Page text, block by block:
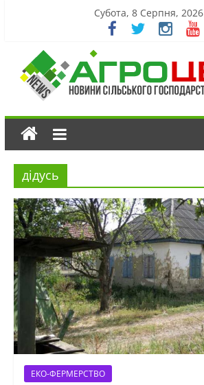
Субота, 8 Серпня, 2026
дідусь
ЕКО-ФЕРМЕРСТВО